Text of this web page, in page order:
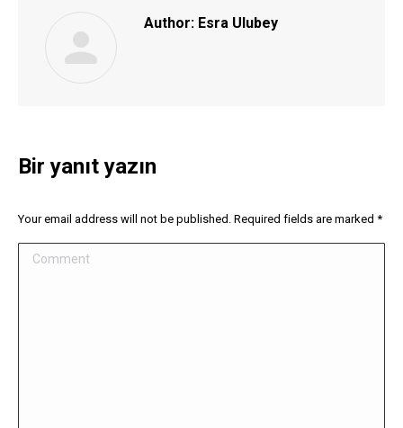
Author: Esra Ulubey
Bir yanıt yazın
Your email address will not be published. Required fields are marked *
Comment